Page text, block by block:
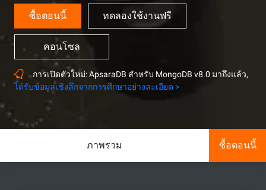
ซื้อตอนนี้ ทดลองใช้งานฟรี
คอนโซล
การเปิดตัวใหม่: ApsaraDB สำหรับ MongoDB v8.0 มาถึงแล้ว,
ได้รับข้อมูลเชิงลึกจากการศึกษาอย่างละเอียด >
ภาพรวม ซื้อตอนนี้